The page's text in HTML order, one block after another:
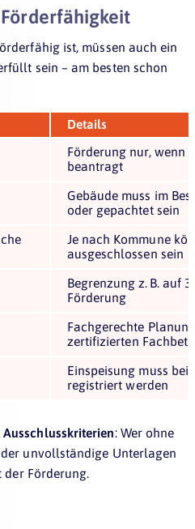
ist, müssen auch ein
sein – am besten schon
Details
Förderung nur, wenn
beantragt
Gebäude muss im
oder gepachtet sein
Je nach Kommune
ausgeschlossen sein
Begrenzung z. B. auf
Förderung
Fachgerechte
zertifizierten
Einspeisung muss
registriert werden
Ausschlusskriterien: Wer ohne
unvollständige Unterlagen
Förderung.